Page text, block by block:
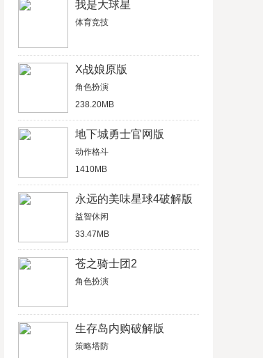
我是大球星
体育竞技
X战娘原版
角色扮演
238.20MB
地下城勇士官网版
动作格斗
1410MB
永远的美味星球4破解版
益智休闲
33.47MB
苍之骑士团2
角色扮演
生存岛内购破解版
策略塔防